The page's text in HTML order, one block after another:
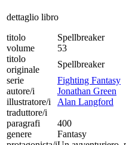
dettaglio libro
titolo
Spellbreaker
volume
53
titolo
originale
Spellbreaker
serie
Fighting Fantasy
autore/i
Jonathan Green
illustratore/i
Alan Langford
traduttore/i
paragrafi
400
genere
Fantasy